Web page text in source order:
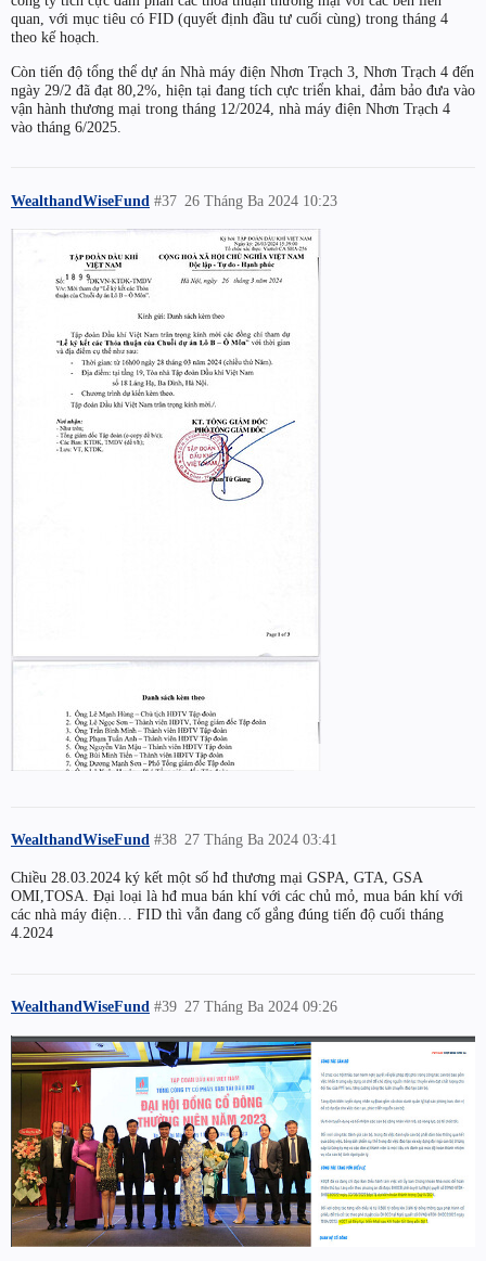
quan, với mục tiêu có FID (quyết định đầu tư cuối cùng) trong tháng 4
theo kế hoạch.
Còn tiến độ tổng thể dự án Nhà máy điện Nhơn Trạch 3, Nhơn Trạch 4 đến
ngày 29/2 đã đạt 80,2%, hiện tại đang tích cực triển khai, đảm bảo đưa vào
vận hành thương mại trong tháng 12/2024, nhà máy điện Nhơn Trạch 4
vào tháng 6/2025.
WealthandWiseFund 26 Tháng Ba 2024 10:23
#37
WealthandWiseFund 27 Tháng Ba 2024 03:41
#38
Chiều 28.03.2024 ký kết một số hđ thương mại GSPA, GTA, GSA
OMI,TOSA. Đại loại là hđ mua bán khí với các chủ mỏ, mua bán khí với
các nhà máy điện… FID thì vẫn đang cố gắng đúng tiến độ cuối tháng
4.2024
WealthandWiseFund 27 Tháng Ba 2024 09:26
#39